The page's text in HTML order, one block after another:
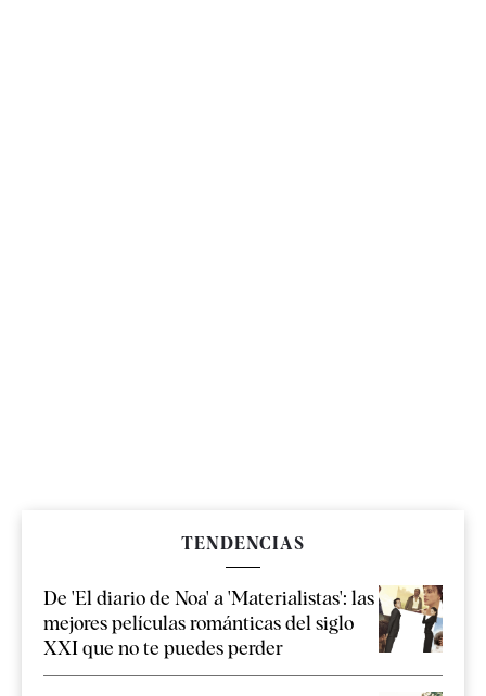
TENDENCIAS
De 'El diario de Noa' a 'Materialistas': las
mejores películas románticas del siglo
XXI que no te puedes perder